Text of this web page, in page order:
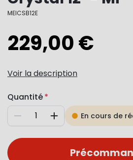
MEICSB12E
229,00 €
Voir la description
Quantité
Diminuer AugmenterEn cours de